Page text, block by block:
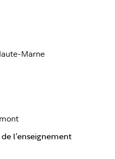
Marne
l'enseignement